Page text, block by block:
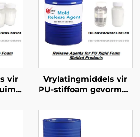
vir
Vrylatingmiddels vir
PU-stiffoam gevormde